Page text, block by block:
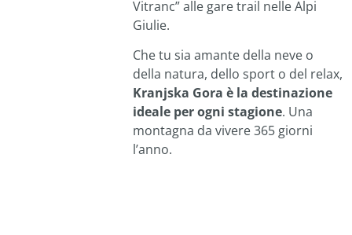
Vitranc” alle gare trail nelle Alpi
Giulie.
Che tu sia amante della neve o
della natura, dello sport o del relax,
Kranjska Gora è la destinazione
ideale per ogni stagione. Una
montagna da vivere 365 giorni
l’anno.